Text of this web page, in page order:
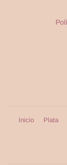
Inicio Plata